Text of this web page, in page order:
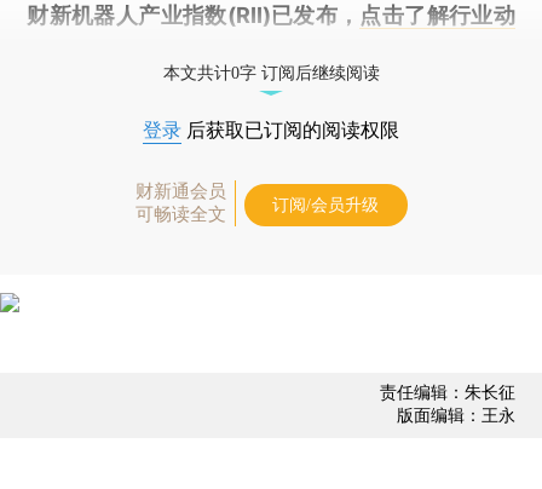
财新机器人产业指数(RII)已发布， 点击了解行业动
本文共计0字 订阅后继续阅读
登录 后获取已订阅的阅读权限
财新通会员
可畅读全文
订阅/会员升级
责任编辑：朱长征
版面编辑：王永